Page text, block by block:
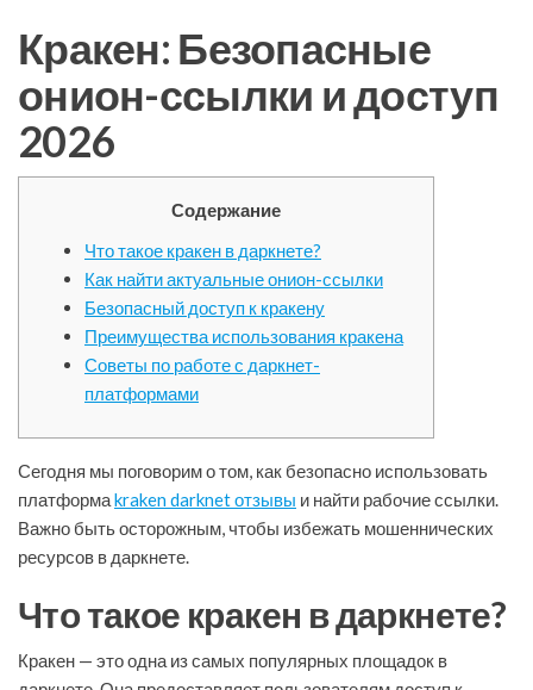
Кракен: Безопасные
онион-ссылки и доступ
2026
Содержание
Что такое кракен в даркнете?
Как найти актуальные онион-ссылки
Безопасный доступ к кракену
Преимущества использования кракена
Советы по работе с даркнет-
платформами
Сегодня мы поговорим о том, как безопасно использовать
платформаkraken darknet отзывы и найти рабочие ссылки.
Важно быть осторожным, чтобы избежать мошеннических
ресурсов в даркнете.
Что такое кракен в даркнете?
Кракен — это одна из самых популярных площадок в